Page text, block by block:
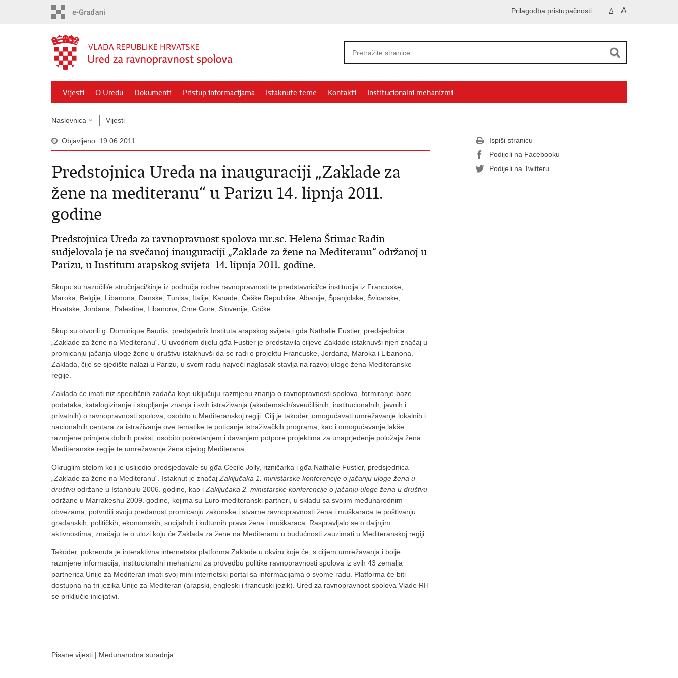
A A
Prilagodba pristupačnosti
Vijesti O Uredu Dokumenti Pristup informacijama Istaknute teme Kontakti Institucionalni mehanizmi
Naslovnica Vijesti
Objavljeno: 19.06.2011.
Predstojnica Ureda na inauguraciji „Zaklade za
žene na mediteranu“ u Parizu 14. lipnja 2011.
godine
Predstojnica Ureda za ravnopravnost spolova mr.sc. Helena Štimac Radin
sudjelovala je na svečanoj inauguraciji „Zaklade za žene na Mediteranu“ održanoj u
Parizu, u Institutu arapskog svijeta 14. lipnja 2011. godine.
Skupu su nazočili/e stručnjaci/kinje iz područja rodne ravnopravnosti te predstavnici/ce institucija iz Francuske,
Maroka, Belgije, Libanona, Danske, Tunisa, Italije, Kanade, Češke Republike, Albanije, Španjolske, Švicarske,
Hrvatske, Jordana, Palestine, Libanona, Crne Gore, Slovenije, Grčke.
Skup su otvorili g. Dominique Baudis, predsjednik Instituta arapskog svijeta i gđa Nathalie Fustier, predsjednica
„Zaklade za žene na Mediteranu“. U uvodnom dijelu gđa Fustier je predstavila ciljeve Zaklade istaknuvši njen značaj u
promicanju jačanja uloge žene u društvu istaknuvši da se radi o projektu Francuske, Jordana, Maroka i Libanona.
Zaklada, čije se sjedište nalazi u Parizu, u svom radu najveći naglasak stavlja na razvoj uloge žena Mediteranske
regije.
Zaklada će imati niz specifičnih zadaća koje uključuju razmjenu znanja o ravnopravnosti spolova, formiranje baze
podataka, katalogiziranje i skupljanje znanja i svih istraživanja (akademskih/sveučilišnih, institucionalnih, javnih i
privatnih) o ravnopravnosti spolova, osobito u Mediteranskoj regiji. Cilj je također, omogućavati umrežavanje lokalnih i
nacionalnih centara za istraživanje ove tematike te poticanje istraživačkih programa, kao i omogućavanje lakše
razmjene primjera dobrih praksi, osobito pokretanjem i davanjem potpore projektima za unaprjeđenje položaja žena
Mediteranske regije te umrežavanje žena cijelog Mediterana.
Okruglim stolom koji je uslijedio predsjedavale su gđa Cecile Jolly, rizničarka i gđa Nathalie Fustier, predsjednica
„Zaklade za žene na Mediteranu“. Istaknut je značaj Zaključaka 1. ministarske konferencije o jačanju uloge žena u
društvu održane u Istanbulu 2006. godine, kao i Zaključaka 2. ministarske konferencije o jačanju uloge žena u društvu
održane u Marrakeshu 2009. godine, kojima su Euro-mediteranski partneri, u skladu sa svojim međunarodnim
obvezama, potvrdili svoju predanost promicanju zakonske i stvarne ravnopravnosti žena i muškaraca te poštivanju
građanskih, političkih, ekonomskih, socijalnih i kulturnih prava žena i muškaraca. Raspravljalo se o daljnjim
aktivnostima, značaju te o ulozi koju će Zaklada za žene na Mediteranu u budućnosti zauzimati u Mediteranskoj regiji.
Također, pokrenuta je interaktivna internetska platforma Zaklade u okviru koje će, s ciljem umrežavanja i bolje
razmjene informacija, institucionalni mehanizmi za provedbu politike ravnopravnosti spolova iz svih 43 zemalja
partnerica Unije za Mediteran imati svoj mini internetski portal sa informacijama o svome radu. Platforma će biti
dostupna na tri jezika Unije za Mediteran (arapski, engleski i francuski jezik). Ured za ravnopravnost spolova Vlade RH
se priključio inicijativi.
Pisane vijesti | Međunarodna suradnja
Ispiši stranicu
Podijeli na Facebooku
Podijeli na Twitteru